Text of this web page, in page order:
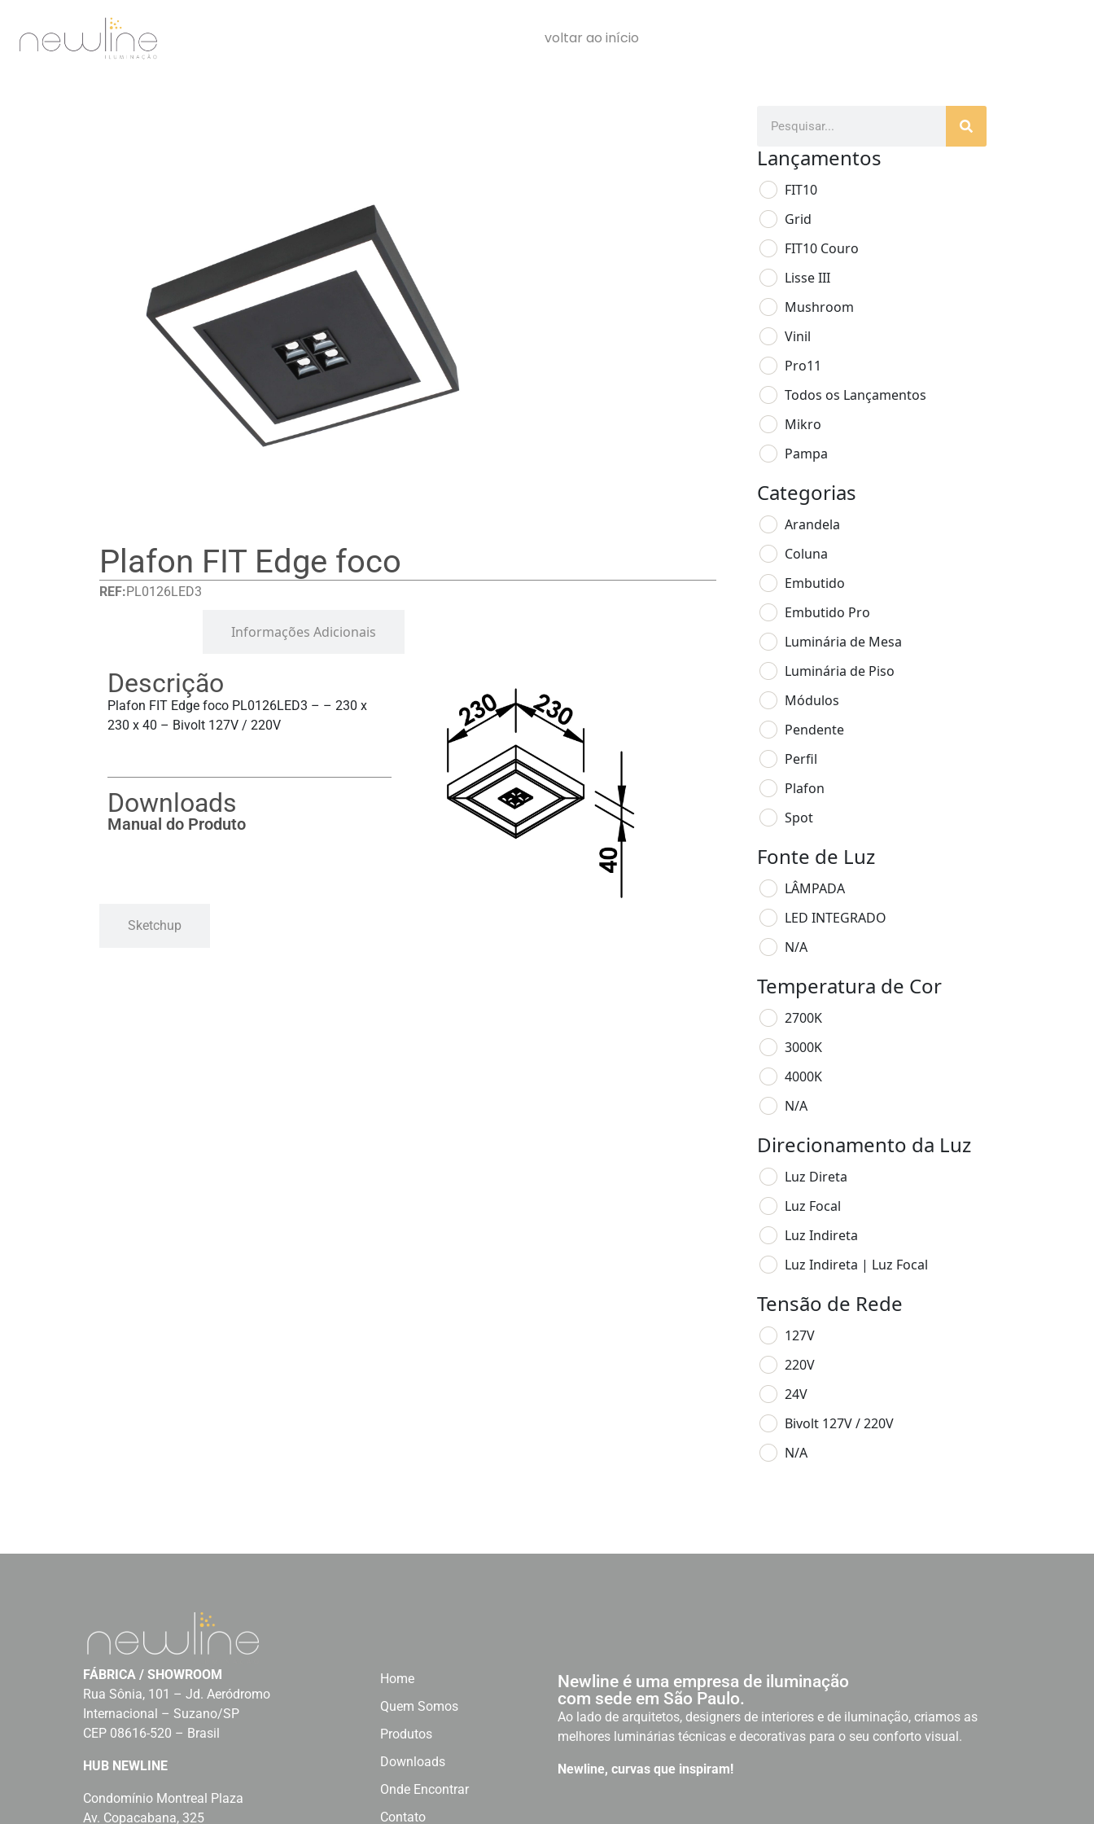
voltar ao início
Plafon FIT Edge foco
REF:PL0126LED3
Informações Adicionais
Descrição
Plafon FIT Edge foco PL0126LED3 – – 230 x
230 x 40 – Bivolt 127V / 220V
Downloads
Manual do Produto
Sketchup
Lançamentos
FIT10
Grid
FIT10 Couro
Lisse III
Mushroom
Vinil
Pro11
Todos os Lançamentos
Mikro
Pampa
Categorias
Arandela
Coluna
Embutido
Embutido Pro
Luminária de Mesa
Luminária de Piso
Módulos
Pendente
Perfil
Plafon
Spot
Fonte de Luz
LÂMPADA
LED INTEGRADO
N/A
Temperatura de Cor
2700K
3000K
4000K
N/A
Direcionamento da Luz
Luz Direta
Luz Focal
Luz Indireta
Luz Indireta | Luz Focal
Tensão de Rede
127V
220V
24V
Bivolt 127V / 220V
N/A
FÁBRICA / SHOWROOM
Rua Sônia, 101 – Jd. Aeródromo
Internacional – Suzano/SP
CEP 08616-520 – Brasil
HUB NEWLINE
Condomínio Montreal Plaza
Av. Copacabana, 325
Home
Quem Somos
Produtos
Downloads
Onde Encontrar
Contato
Newline é uma empresa de iluminação
com sede em São Paulo.
Ao lado de arquitetos, designers de interiores e de iluminação, criamos as
melhores luminárias técnicas e decorativas para o seu conforto visual.
Newline, curvas que inspiram!